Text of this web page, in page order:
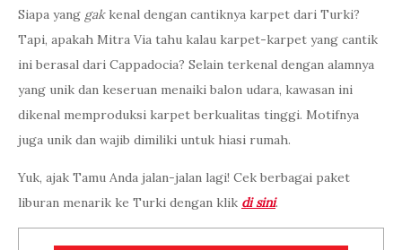
Siapa yang gak kenal dengan cantiknya karpet dari Turki?
Tapi, apakah Mitra Via tahu kalau karpet-karpet yang cantik
ini berasal dari Cappadocia? Selain terkenal dengan alamnya
yang unik dan keseruan menaiki balon udara, kawasan ini
dikenal memproduksi karpet berkualitas tinggi. Motifnya
juga unik dan wajib dimiliki untuk hiasi rumah.
Yuk, ajak Tamu Anda jalan-jalan lagi! Cek berbagai paket
liburan menarik ke Turki dengan klik di sini.